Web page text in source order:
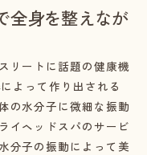
全身を整えなが
リートに話題の健康機
よって作り出される
の水分子に微細な振動
イヘッドスパのサービ
分子の振動によって美